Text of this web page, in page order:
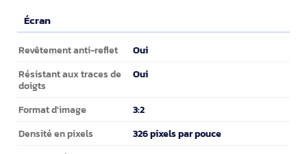
Écran
Écran
Revêtement anti-reflet Oui
Résistant aux traces de
doigts
Oui
Format d'image 3:2
Densité en pixels 326 pixels par pouce